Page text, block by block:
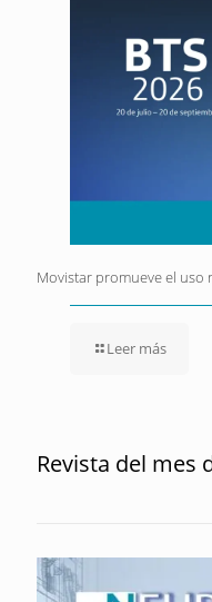
Movistar promueve el
Leer más
Revista del mes